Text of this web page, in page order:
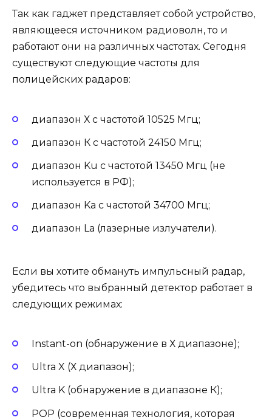
Так как гаджет представляет собой устройство,
являющееся источником радиоволн, то и
работают они на различных частотах. Сегодня
существуют следующие частоты для
полицейских радаров:
диапазон Х с частотой 10525 Мгц;
диапазон К с частотой 24150 Мгц;
диапазон Ku с частотой 13450 Мгц (не
используется в РФ);
диапазон Ka с частотой 34700 Мгц;
диапазон La (лазерные излучатели).
Если вы хотите обмануть импульсный радар,
убедитесь что выбранный детектор работает в
следующих режимах:
Instant-on (обнаружение в Х диапазоне);
Ultra X (Х диапазон);
Ultra K (обнаружение в диапазоне К);
POP (современная технология, которая